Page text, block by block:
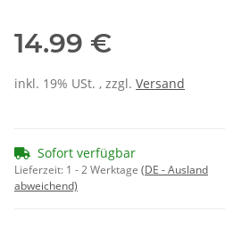
14.99 €
inkl. 19% USt. , zzgl. Versand
Sofort verfügbar
Lieferzeit: 1 - 2 Werktage (DE - Ausland
abweichend)